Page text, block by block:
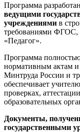
Программа
ведущими
учреждениями в
требованиями ФГОС,
«Педагог».
Программа
нормативным актам
Минтруда России и
обеспечивает
проверках,
образовательных
Документы,
государственными